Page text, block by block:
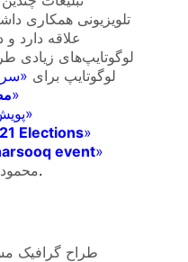
تلویزیونی همکاری
علاقه دارد
لوگوتایپ‌های
لوگوتایپ برای »
»
»
Elections»
event»
.
• طراح گرافیک مستقل (از